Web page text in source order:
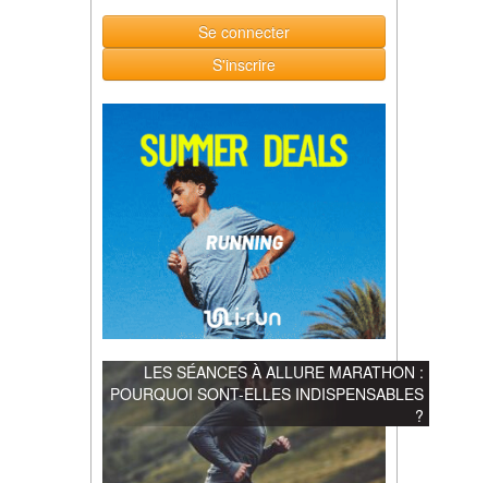
Se connecter
S'inscrire
LES SÉANCES À ALLURE MARATHON :
POURQUOI SONT-ELLES INDISPENSABLES
?